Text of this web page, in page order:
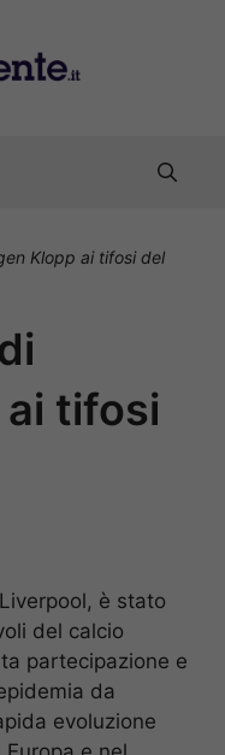
Klopp ai tifosi del
tifosi
è stato
del calcio
partecipazione e
da
evoluzione